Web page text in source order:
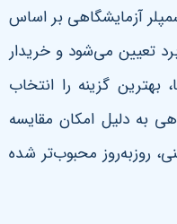
آزمایشگاهی بر اساس
تعیین می‌شود و خریدار
گزینه را انتخاب
به دلیل امکان مقایسه
روزبه‌روز محبوب‌تر شده